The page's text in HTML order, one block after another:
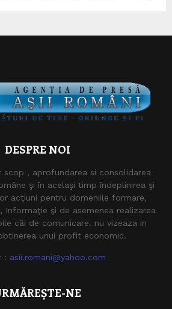
DESPRE NOI
scop , aprofundarea si consolidarea
şi în acelaşi timp îndeplinirea şi
acţiuni pentru domeniile formare,
Informaţie şi de asemenea realizarea
căi de comunicare. nu vizeaza in
unui profit economic.
: asii.romani@yahoo.com
NE